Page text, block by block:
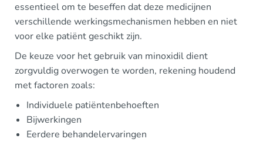
essentieel om te beseffen dat deze medicijnen
verschillende werkingsmechanismen hebben en niet
voor elke patiënt geschikt zijn.
De keuze voor het gebruik van minoxidil dient
zorgvuldig overwogen te worden, rekening houdend
met factoren zoals:
Individuele patiëntenbehoeften
Bijwerkingen
Eerdere behandelervaringen